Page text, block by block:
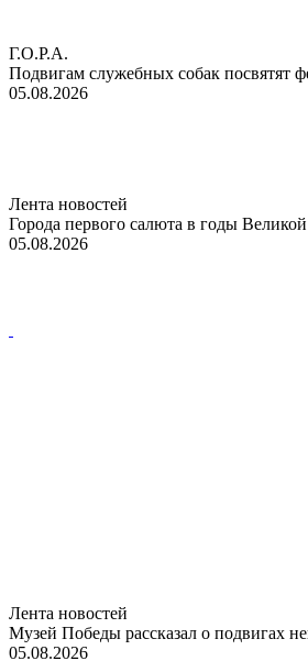
Г.О.Р.А.
Подвигам служебных собак посвятят
05.08.2026
Лента новостей
Города первого салюта в годы
05.08.2026
Лента новостей
Музей Победы рассказал о подвигах
05.08.2026